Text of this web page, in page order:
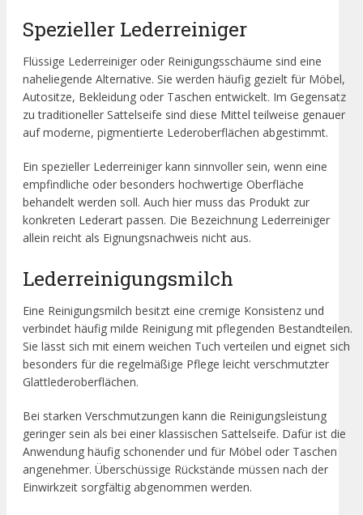
Spezieller Lederreiniger
Flüssige Lederreiniger oder Reinigungsschäume sind eine
naheliegende Alternative. Sie werden häufig gezielt für Möbel,
Autositze, Bekleidung oder Taschen entwickelt. Im Gegensatz
zu traditioneller Sattelseife sind diese Mittel teilweise genauer
auf moderne, pigmentierte Lederoberflächen abgestimmt.
Ein spezieller Lederreiniger kann sinnvoller sein, wenn eine
empfindliche oder besonders hochwertige Oberfläche
behandelt werden soll. Auch hier muss das Produkt zur
konkreten Lederart passen. Die Bezeichnung Lederreiniger
allein reicht als Eignungsnachweis nicht aus.
Lederreinigungsmilch
Eine Reinigungsmilch besitzt eine cremige Konsistenz und
verbindet häufig milde Reinigung mit pflegenden Bestandteilen.
Sie lässt sich mit einem weichen Tuch verteilen und eignet sich
besonders für die regelmäßige Pflege leicht verschmutzter
Glattlederoberflächen.
Bei starken Verschmutzungen kann die Reinigungsleistung
geringer sein als bei einer klassischen Sattelseife. Dafür ist die
Anwendung häufig schonender und für Möbel oder Taschen
angenehmer. Überschüssige Rückstände müssen nach der
Einwirkzeit sorgfältig abgenommen werden.